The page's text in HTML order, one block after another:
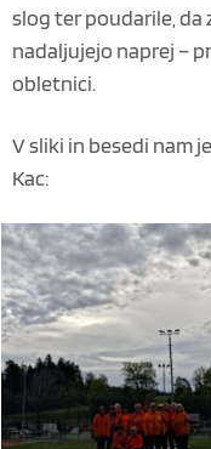
slog ter poudarile, da
nadaljujejo naprej –
obletnici.
V sliki in besedi nam
Kac: